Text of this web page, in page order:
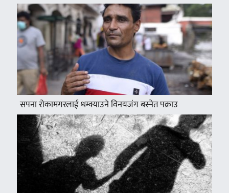
सपना रोकामगरलाई धम्क्याउने विनयजंग बस्नेत पक्राउ